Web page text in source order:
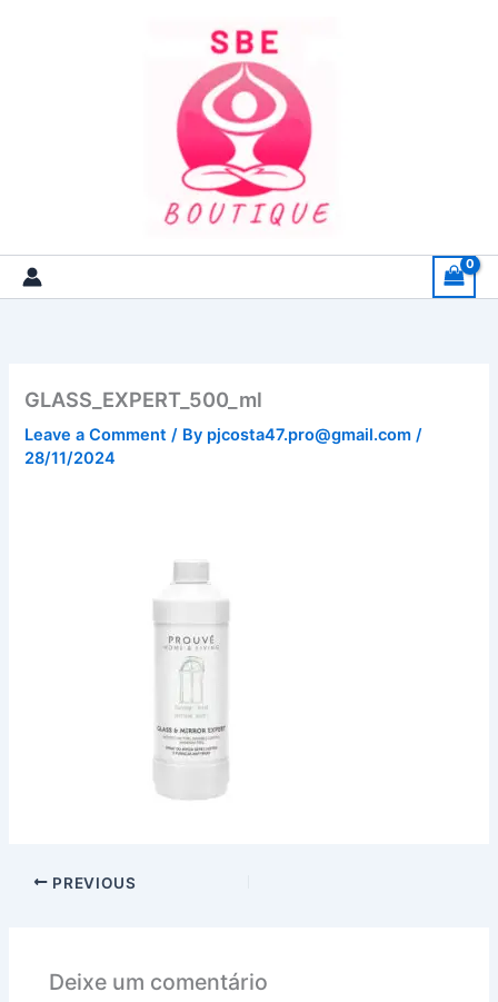
GLASS_EXPERT_500_ml
Leave a Comment / By pjcosta47.pro@gmail.com/
28/11/2024
PREVIOUS
Deixe um comentário